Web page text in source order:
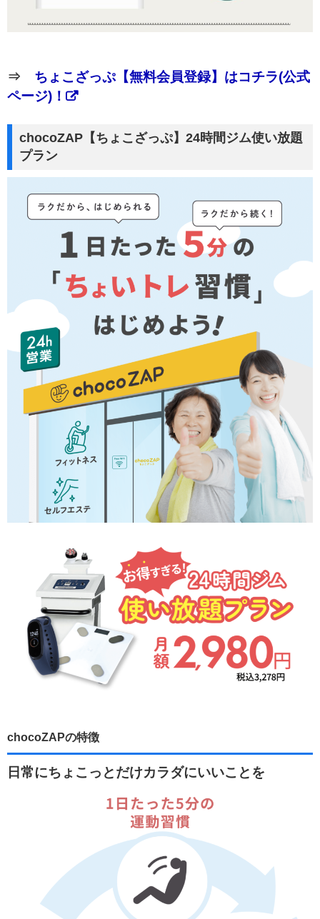
⇒ ちょこざっぷ【無料会員登録】はコチラ(公式
ページ)！
chocoZAP【ちょこざっぷ】24時間ジム使い放題
プラン
chocoZAPの特徴
日常にちょこっとだけカラダにいいことを